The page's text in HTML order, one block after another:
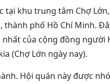
tại khu trung tâm Chợ
thành phố Hồ Chí Minh.
của cộng đồng người
(Chợ Lớn ngày nay).
Hội quán này được